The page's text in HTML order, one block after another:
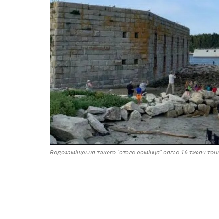
Водозаміщення такого "стелс-есмінця" сягає 16 тисяч